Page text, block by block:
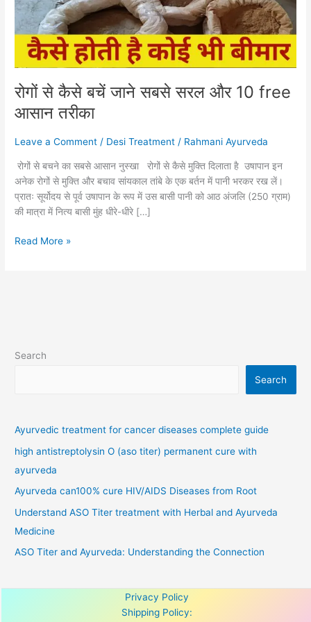
रोगों से कैसे बचें जाने सबसे सरल और 10 free
आसान तरीका
Leave a Comment / Desi Treatment / Rahmani Ayurveda
रोगों से बचने का सबसे आसान नुस्खा रोगों से कैसे मुक्ति दिलाता है उषापान इन
अनेक रोगों से मुक्ति और बचाव सांयकाल तांबे के एक बर्तन में पानी भरकर रख लें।
प्रातः सूर्योदय से पूर्व उषापान के रूप में उस बासी पानी को आठ अंजलि (250 ग्राम)
की मात्रा में नित्य बासी मुंह धीरे-धीरे […]
सरल
10
free
आसान
तरीका
Read More »
Search
Search
Ayurvedic treatment for cancer diseases complete guide
high antistreptolysin O (aso titer) permanent cure with
ayurveda
Ayurveda can100% cure HIV/AIDS Diseases from Root
Understand ASO Titer treatment with Herbal and Ayurveda
Medicine
ASO Titer and Ayurveda: Understanding the Connection
Privacy Policy
Shipping Policy: